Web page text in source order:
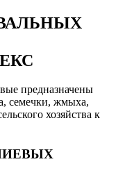
предназначены
семечки, жмыха,
хозяйства к